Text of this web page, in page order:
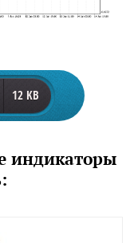
12 KB
индикаторы